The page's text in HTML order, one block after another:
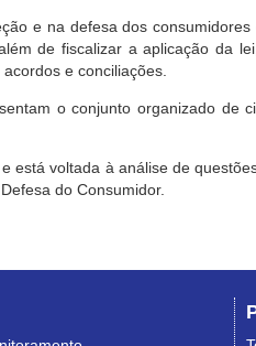
e na defesa dos
de fiscalizar a aplicação da
e conciliações.
o conjunto organizado de
está voltada à análise de
do Consumidor.